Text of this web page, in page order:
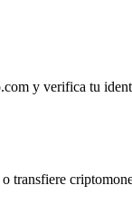
y verifica tu
transfiere